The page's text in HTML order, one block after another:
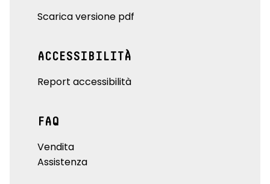
Scarica versione pdf
ACCESSIBILITÀ
Report accessibilità
FAQ
Vendita
Assistenza